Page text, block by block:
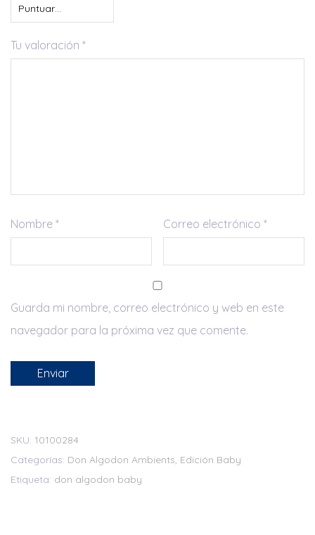
Tu valoración *
Nombre * Correo electrónico*
Guarda mi nombre, correo electrónico y web en este
navegador para la próxima vez que comente.
SKU: 10100284
Categorías: Don Algodon Ambients, Edición Baby
Etiqueta: don algodon baby